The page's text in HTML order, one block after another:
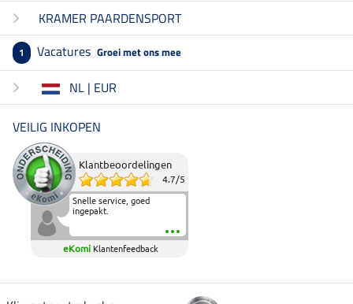
KRAMER PAARDENSPORT
1 Vacatures Groei met ons mee
NL | EUR
VEILIG INKOPEN
Klantbeoordelingen
4.7/5
Snelle service, goed
ingepakt.
eKomi Klantenfeedback